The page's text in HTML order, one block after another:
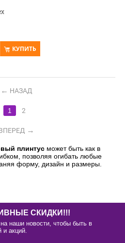
КУПИТЬ
НАЗАД
1 2
плинтус может быть как в
позволяя огибать любые
форму, дизайн и размеры.
СКИДКИ!!!
наши новости, чтобы быть в
и акций.